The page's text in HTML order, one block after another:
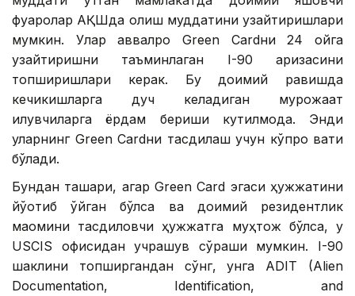
фуқаролар АҚШда қолиш муддатини узайтиришлари
мумкин. Улар аввалроқ Green Cardни 24 ойга
узайтиришни таъминлаган I-90 аризасини
топширишлари керак. Бу доимий равишда
кечикишларга дуч келадиган мурожаат
қилувчиларга ёрдам бериши кутилмоқда. Энди
уларнинг Green Cardни тасдиқлаш учун кўпроқ вақти
бўлади.
Бундан ташқари, агар Green Card эгаси ҳужжатини
йўқотиб қўйган бўлса ва доимий резидентлик
мақомини тасдиқловчи ҳужжатга муҳтож бўлса, у
USCIS офисидан учрашув сўраши мумкин. I-90
шаклини топширгандан сўнг, унга ADIT (Alien
Documentation, Identification, and